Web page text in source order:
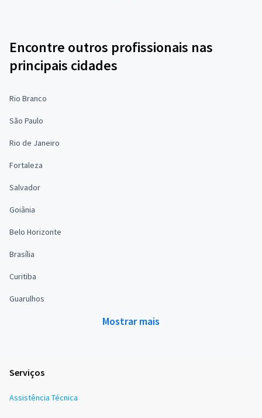
Encontre outros profissionais nas
principais cidades
Rio Branco
São Paulo
Rio de Janeiro
Fortaleza
Salvador
Goiânia
Belo Horizonte
Brasília
Curitiba
Guarulhos
Mostrar mais
Serviços
Assistência Técnica